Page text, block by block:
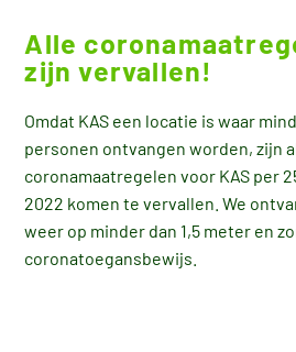
Jonathan
Ruijter
Alle
zijn vervallen!
Omdat KAS een locatie is waar
personen ontvangen worden, zijn
coronamaatregelen voor KAS per
2022 komen te vervallen. We
weer op minder dan 1,5 meter en
coronatoegansbewijs.